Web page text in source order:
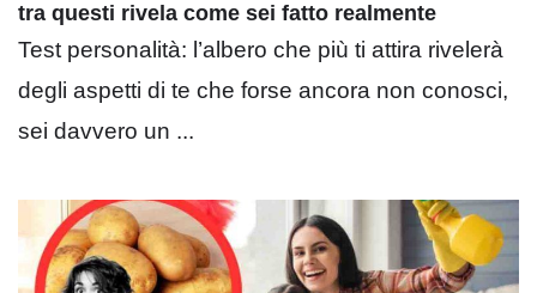
tra questi rivela come sei fatto realmente
Test personalità: l’albero che più ti attira rivelerà
degli aspetti di te che forse ancora non conosci,
sei davvero un ...